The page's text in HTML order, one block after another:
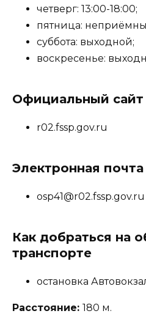
четверг: 13:00-18:00;
пятница:
суббота: выходной;
воскресенье:
Официальный сайт
r02.fssp.gov.ru
Электронная почта
osp41@r02.fssp.gov.ru
Как добраться на
транспорте
остановка
Расстояние: 180 м.